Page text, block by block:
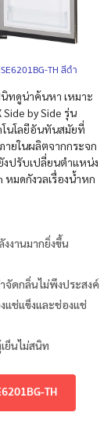
TH สีดำ
ทดูน่าค้นหา เหมาะ
Side by Side รุ่น
โนโลยีอันทันสมัยที่
ายในผลิตจากกระจก
งปรับเปลี่ยนตำแหน่ง
หมดกังวลเรื่องน้ำหก
งงานมากยิ่งขึ้น
จัดกลิ่นไม่พึงประสงค์
แช่แข็งและช่องแช่
ย็นไม่สนิท
TH